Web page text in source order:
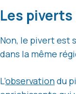
Les
Non, le pivert est
dans la même
L’observationdu